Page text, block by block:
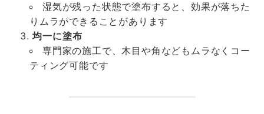
湿気が残った状態で塗布すると、効果が落ちた
りムラができることがあります
均一に塗布
専門家の施工で、木目や角などもムラなくコー
ティング可能です